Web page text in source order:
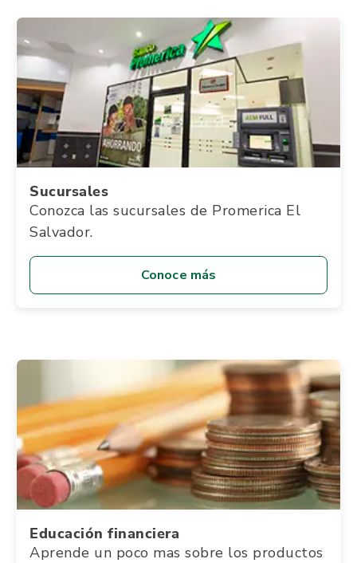
Sucursales
Conozca las sucursales de Promerica El
Salvador.
Conoce más
Educación financiera
Aprende un poco mas sobre los productos